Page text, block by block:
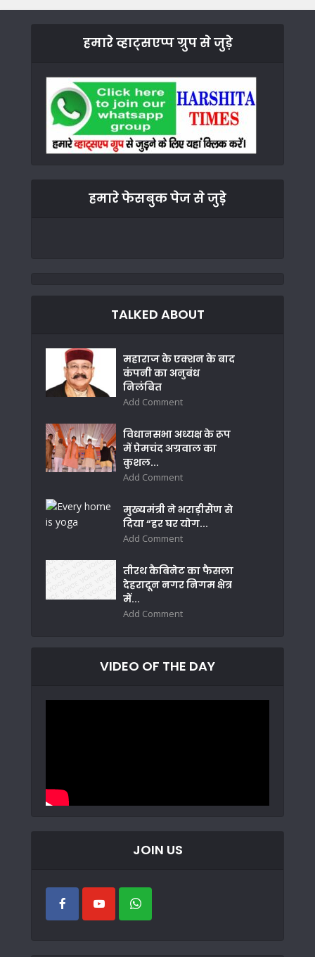
हमारे व्हाट्सएप्प ग्रुप से जुड़े
हमारे फेसबुक पेज से जुड़े
TALKED ABOUT
महाराज के एक्शन के बाद
कंपनी का अनुबंध
निलंबित
Add Comment
विधानसभा अध्यक्ष के रूप
में प्रेमचंद अग्रवाल का
कुशल...
Add Comment
मुख्यमंत्री ने भराड़ीसैंण से
दिया “हर घर योग...
Add Comment
तीरथ कैबिनेट का फैसला
देहरादून नगर निगम क्षेत्र
में...
Add Comment
VIDEO OF THE DAY
JOIN US